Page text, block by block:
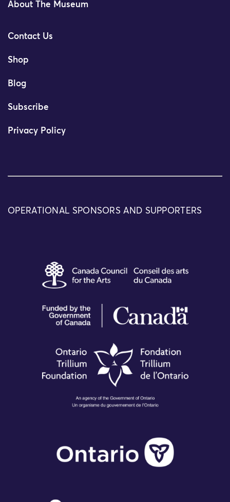
About The Museum
Contact Us
Shop
Blog
Subscribe
Privacy Policy
OPERATIONAL SPONSORS AND SUPPORTERS